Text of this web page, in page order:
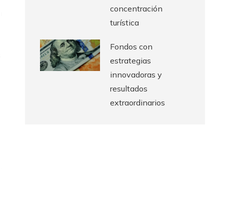
concentración
turística
Fondos con
estrategias
innovadoras y
resultados
extraordinarios